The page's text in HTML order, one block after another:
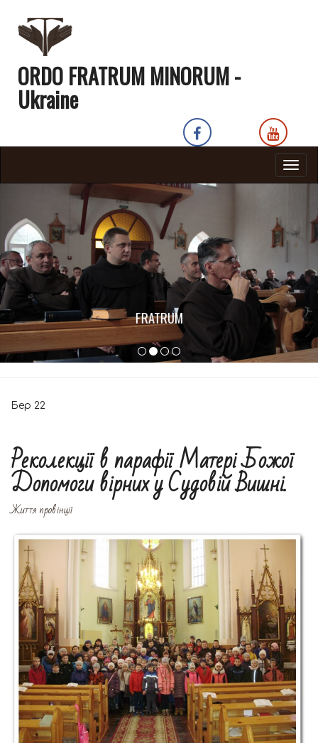
ORDO FRATRUM MINORUM -
Ukraine
MINORUM
Бер 22
Реколекції в парафії Матері Божої
Допомоги вірних у Судовій Вишні.
Життя провінції